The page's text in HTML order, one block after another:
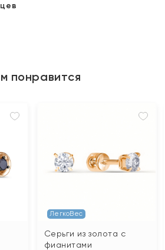
понравится
ЛегкоВес
Серьги из золота с
фианитами